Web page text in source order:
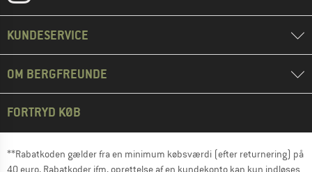
KUNDESERVICE
OM BERGFREUNDE
FORTRYD KØB
**Rabatkoden gælder fra en minimum købsværdi (efter returnering) på
40 euro. Rabatkoder ifm. oprettelse af en kundekonto kan kun indløses